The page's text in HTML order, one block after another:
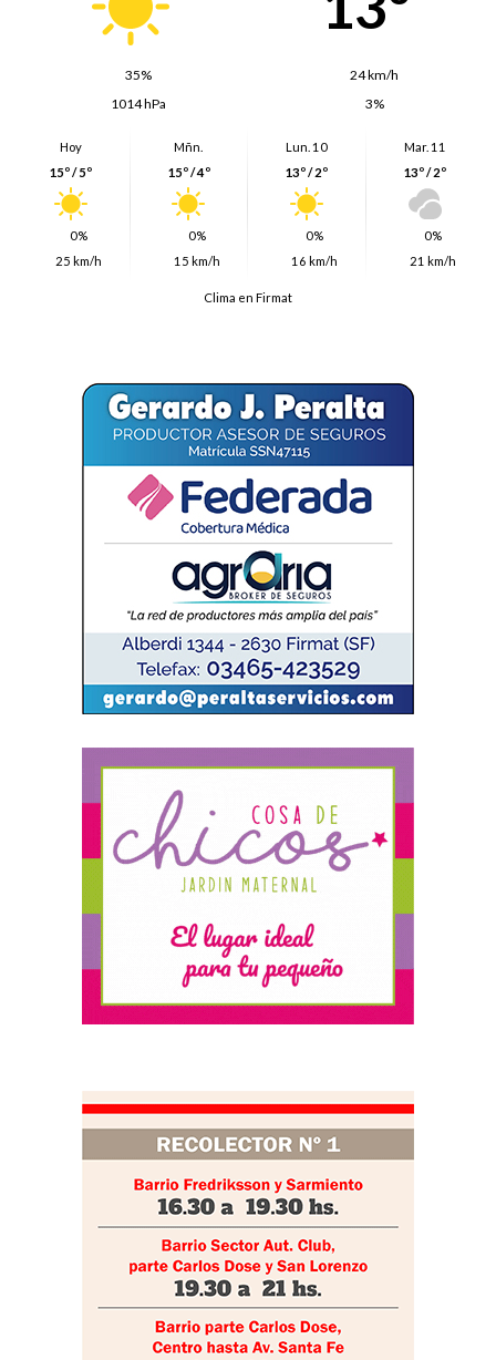
35%
24 km/h
1014 hPa
3%
Hoy
15º / 5º
0%
25 km/h
Mñn.
15º / 4º
0%
15 km/h
Lun. 10
13º / 2º
0%
16 km/h
Mar. 11
13º / 2º
0%
21 km/h
Clima en Firmat